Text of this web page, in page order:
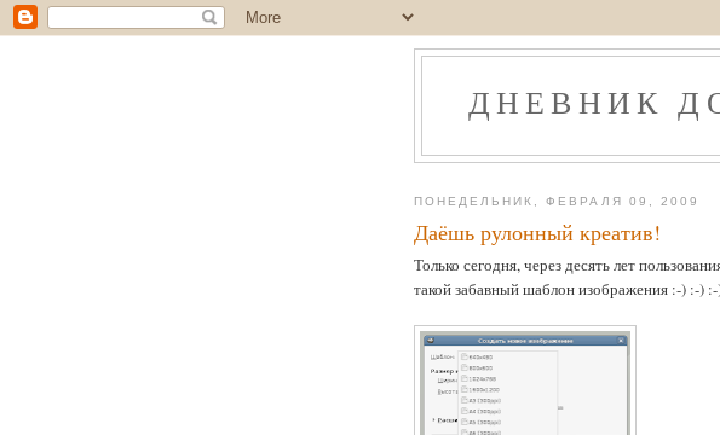
ДНЕВНИК
ПОНЕДЕЛЬНИК, ФЕВРАЛЯ 09, 2009
Даёшь рулонный креатив!
Только сегодня, через десять лет
такой забавный шаблон изображения :-) :-)